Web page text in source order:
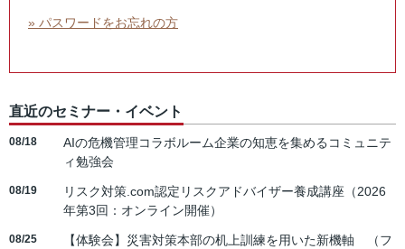
» パスワードをお忘れの方
直近のセミナー・イベント
08/18
AIの危機管理コラボルーム企業の知恵を集めるコミュニテ
ィ勉強会
08/19
リスク対策.com認定リスクアドバイザー養成講座（2026
年第3回：オンライン開催）
08/25
【体験会】災害対策本部の机上訓練を用いた新機軸 （フ